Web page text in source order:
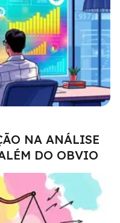
NA ANÁLISE
DO OBVIO